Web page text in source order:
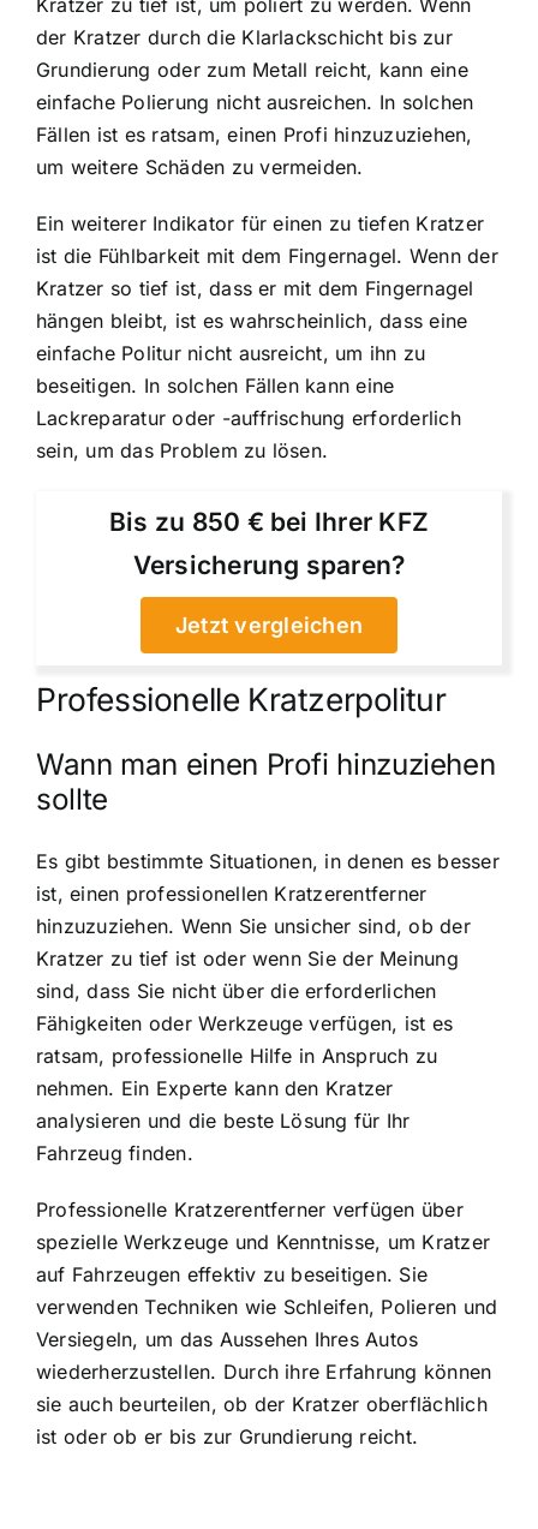
der Kratzer durch die Klarlackschicht bis zur
Grundierung oder zum Metall reicht, kann eine
einfache Polierung nicht ausreichen. In solchen
Fällen ist es ratsam, einen Profi hinzuzuziehen,
um weitere Schäden zu vermeiden.
Ein weiterer Indikator für einen zu tiefen Kratzer
ist die Fühlbarkeit mit dem Fingernagel. Wenn der
Kratzer so tief ist, dass er mit dem Fingernagel
hängen bleibt, ist es wahrscheinlich, dass eine
einfache Politur nicht ausreicht, um ihn zu
beseitigen. In solchen Fällen kann eine
Lackreparatur oder -auffrischung erforderlich
sein, um das Problem zu lösen.
Bis zu 850 € bei Ihrer KFZ
Versicherung sparen?
Jetzt vergleichen
Professionelle Kratzerpolitur
Wann man einen Profi hinzuziehen
sollte
Es gibt bestimmte Situationen, in denen es besser
ist, einen professionellen Kratzerentferner
hinzuzuziehen. Wenn Sie unsicher sind, ob der
Kratzer zu tief ist oder wenn Sie der Meinung
sind, dass Sie nicht über die erforderlichen
Fähigkeiten oder Werkzeuge verfügen, ist es
ratsam, professionelle Hilfe in Anspruch zu
nehmen. Ein Experte kann den Kratzer
analysieren und die beste Lösung für Ihr
Fahrzeug finden.
Professionelle Kratzerentferner verfügen über
spezielle Werkzeuge und Kenntnisse, um Kratzer
auf Fahrzeugen effektiv zu beseitigen. Sie
verwenden Techniken wie Schleifen, Polieren und
Versiegeln, um das Aussehen Ihres Autos
wiederherzustellen. Durch ihre Erfahrung können
sie auch beurteilen, ob der Kratzer oberflächlich
ist oder ob er bis zur Grundierung reicht.